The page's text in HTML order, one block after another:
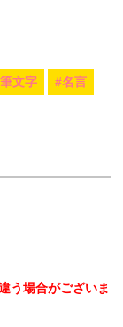
文字 #名言
う場合がございま